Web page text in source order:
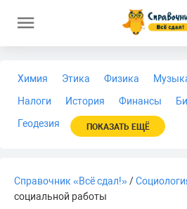
Химия Этика Физика
Налоги
История Финансы
Геодезия
ПОКАЗАТЬ ЕЩЁ
Справочник «Всё сдал!»/
социальной работы